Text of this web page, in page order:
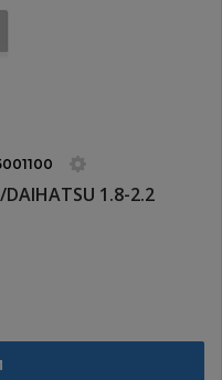
1.8-2.2